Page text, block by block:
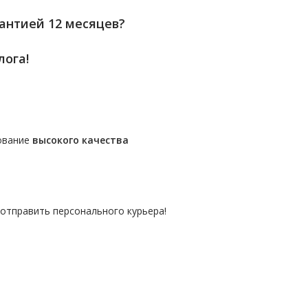
12 месяцев?
высокого качества
персонального курьера!